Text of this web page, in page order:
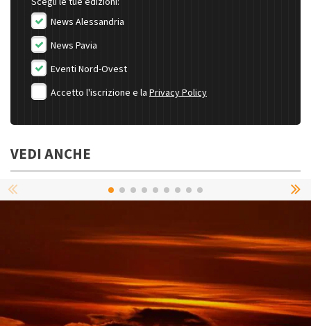
News Alessandria
News Pavia
Eventi Nord-Ovest
Accetto l'iscrizione e la Privacy Policy
VEDI ANCHE